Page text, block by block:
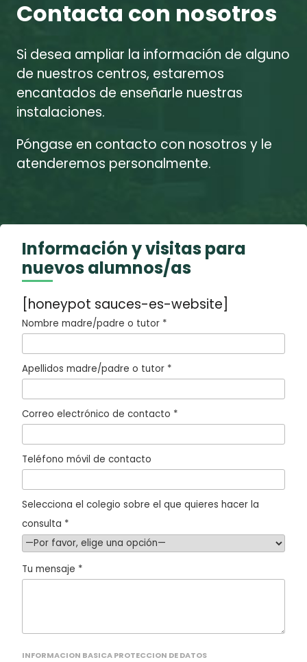
Contacta con nosotros
Si desea ampliar la información de alguno
de nuestros centros, estaremos
encantados de enseñarle nuestras
instalaciones.
Póngase en contacto con nosotros y le
atenderemos personalmente.
Información y visitas para
nuevos alumnos/as
[honeypot sauces-es-website]
Nombre madre/padre o tutor *
Apellidos madre/padre o tutor *
Correo electrónico de contacto *
Teléfono móvil de contacto
Selecciona el colegio sobre el que quieres hacer la
consulta *
Tu mensaje *
INFORMACION BASICA PROTECCION DE DATOS